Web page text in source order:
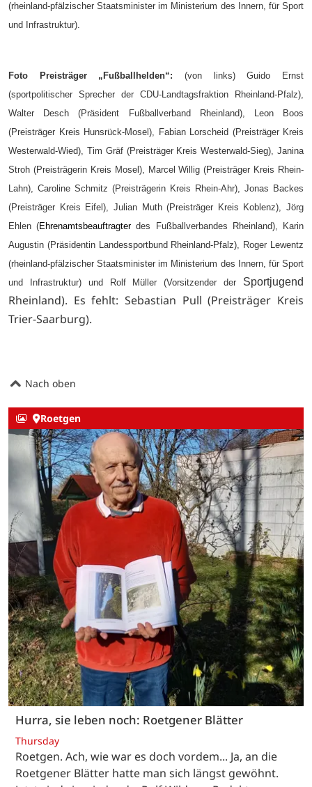
(rheinland-pfälzischer Staatsminister im Ministerium des Innern, für Sport
und Infrastruktur).
Foto Preisträger „Fußballhelden“: (von links) Guido Ernst
(sportpolitischer Sprecher der CDU-Landtagsfraktion Rheinland-Pfalz),
Walter Desch (Präsident Fußballverband Rheinland), Leon Boos
(Preisträger Kreis Hunsrück-Mosel), Fabian Lorscheid (Preisträger Kreis
Westerwald-Wied), Tim Gräf (Preisträger Kreis Westerwald-Sieg), Janina
Stroh (Preisträgerin Kreis Mosel), Marcel Willig (Preisträger Kreis Rhein-
Lahn), Caroline Schmitz (Preisträgerin Kreis Rhein-Ahr), Jonas Backes
(Preisträger Kreis Eifel), Julian Muth (Preisträger Kreis Koblenz), Jörg
Ehlen (Ehrenamtsbeauftragterdes Fußballverbandes Rheinland), Karin
Augustin (Präsidentin Landessportbund Rheinland-Pfalz), Roger Lewentz
(rheinland-pfälzischer Staatsminister im Ministerium des Innern, für Sport
und Infrastruktur) und Rolf Müller (Vorsitzender der Sportjugend
Rheinland). Es fehlt: Sebastian Pull (Preisträger Kreis
Trier-Saarburg).
Nach oben
Roetgen
Hurra, sie leben noch: Roetgener Blätter
Thursday
Roetgen. Ach, wie war es doch vordem... Ja, an die
Roetgener Blätter hatte man sich längst gewöhnt.